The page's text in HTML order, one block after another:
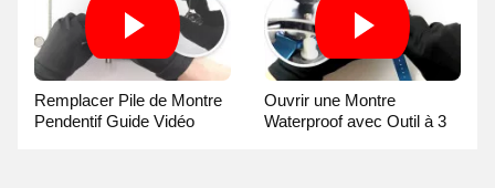
Remplacer Pile de Montre
Pendentif Guide Vidéo
Ouvrir une Montre
Waterproof avec Outil à 3